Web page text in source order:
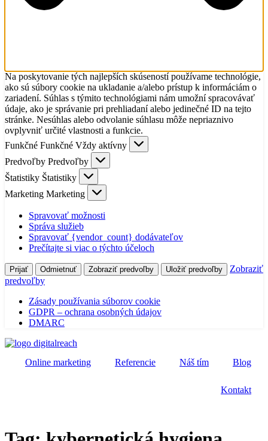
Na poskytovanie tých najlepších skúseností používame technológie,
ako sú súbory cookie na ukladanie a/alebo prístup k informáciám o
zariadení. Súhlas s týmito technológiami nám umožní spracovávať
údaje, ako je správanie pri prehliadaní alebo jedinečné ID na tejto
stránke. Nesúhlas alebo odvolanie súhlasu môže nepriaznivo
ovplyvniť určité vlastnosti a funkcie.
Funkčné Funkčné Vždy aktívny
Predvoľby Predvoľby
Štatistiky Štatistiky
Marketing Marketing
Spravovať možnosti
Správa služieb
Spravovať {vendor_count} dodávateľov
Prečítajte si viac o týchto účeloch
Prijať Odmietnuť Zobraziť predvoľby Uložiť predvoľby
Zobraziť
predvoľby
Zásady používania súborov cookie
GDPR – ochrana osobných údajov
DMARC
Online marketing Referencie Náš tím Blog
Kontakt